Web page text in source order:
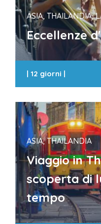
ASIA, THAILANDIA,
Eccellenze
|12 giorni |
ASIA, THAILANDIA
Viaggio in
scoperta di
tempo